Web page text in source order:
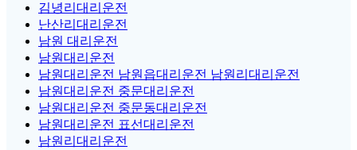
김녕리대리운전
난산리대리운전
남원 대리운전
남원대리운전
남원대리운전 남원읍대리운전 남원리대리운전
남원대리운전 중문대리운전
남원대리운전 중문동대리운전
남원대리운전 표선대리운전
남원리대리운전